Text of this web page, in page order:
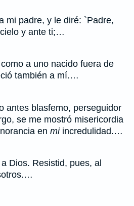
mi padre, y le diré: `Padre,
y ante ti;…
a uno nacido fuera de
también a mí.…
antes blasfemo, perseguidor
se me mostró misericordia
en miincredulidad.…
Dios. Resistid, pues, al